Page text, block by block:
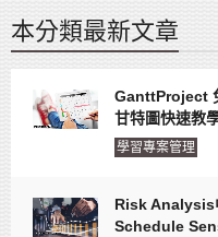
本分類最新文章
GanttProject
甘特圖快速教
學習專案管理
Risk
Schedule